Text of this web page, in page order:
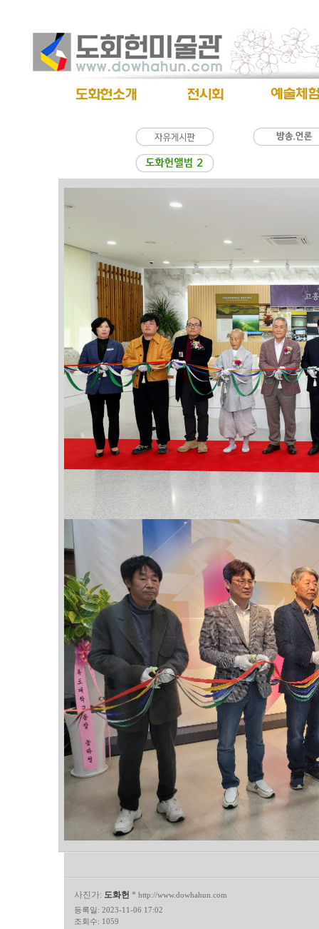
사진가: 도화헌 * http://www.dowhahun.com
등록일: 2023-11-06 17:02
조회수: 1059